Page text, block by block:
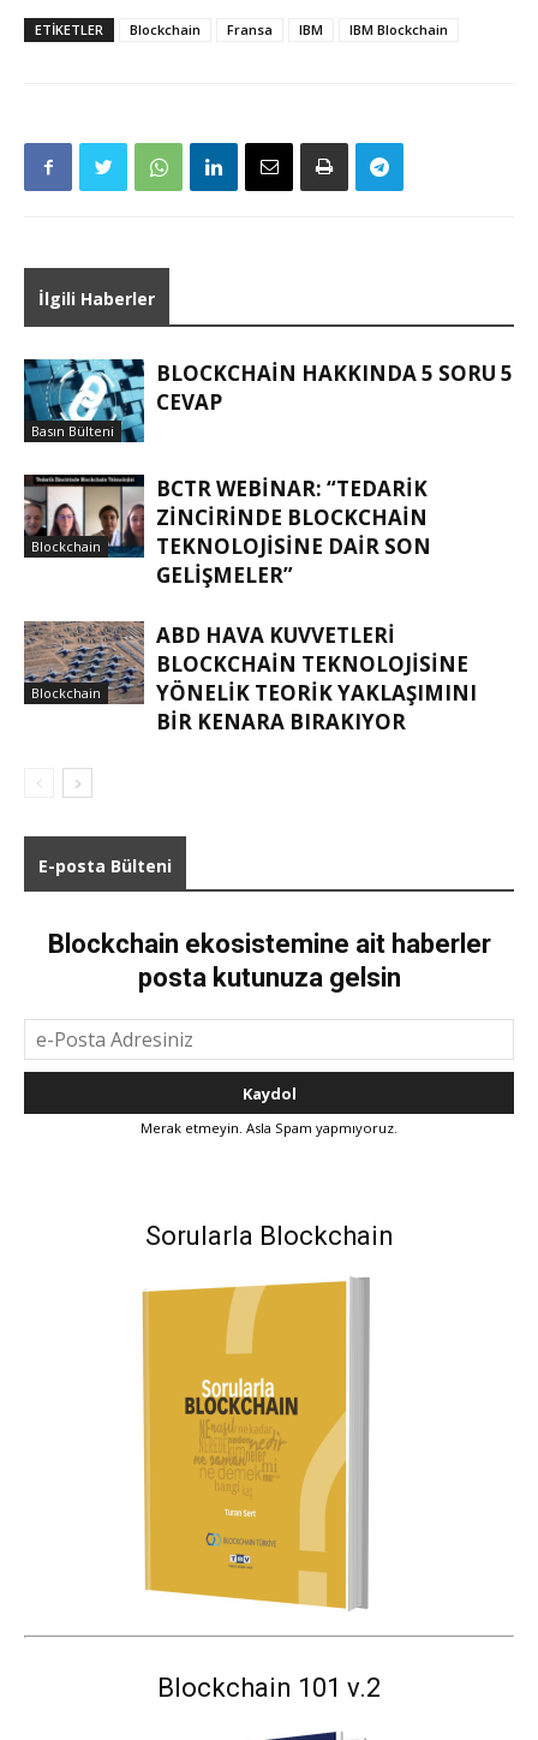
ETIKETLER Blockchain Fransa IBM IBM Blockchain
İlgili Haberler
Basın Bülteni
BLOCKCHAIN HAKKINDA 5 SORU 5
CEVAP
Blockchain
BCTR WEBINAR: “TEDARIK
ZINCIRINDE BLOCKCHAIN
TEKNOLOJISINE DAIR SON
GELIŞMELER”
Blockchain
ABD HAVA KUVVETLERI
BLOCKCHAIN TEKNOLOJISINE
YÖNELIK TEORIK YAKLAŞIMINI
BIR KENARA BIRAKIYOR
E-posta Bülteni
Blockchain ekosistemine ait haberler
posta kutunuza gelsin
Merak etmeyin. Asla Spam yapmıyoruz.
Sorularla Blockchain
Blockchain 101 v.2